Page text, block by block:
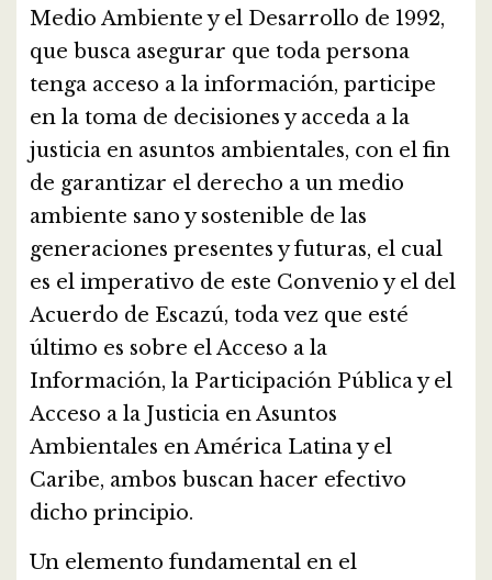
Medio Ambiente y el Desarrollo de 1992,
que busca asegurar que toda persona
tenga acceso a la información, participe
en la toma de decisiones y acceda a la
justicia en asuntos ambientales, con el fin
de garantizar el derecho a un medio
ambiente sano y sostenible de las
generaciones presentes y futuras, el cual
es el imperativo de este Convenio y el del
Acuerdo de Escazú, toda vez que esté
último es sobre el Acceso a la
Información, la Participación Pública y el
Acceso a la Justicia en Asuntos
Ambientales en América Latina y el
Caribe, ambos buscan hacer efectivo
dicho principio.
Un elemento fundamental en el